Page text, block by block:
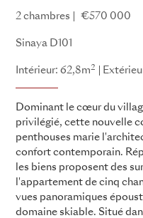
2 chambres €570 000
Sinaya D101
Intérieur: 62,8m2
Dominant le cœur du
privilégié, cette nouvelle
penthouses marie
confort contemporain.
les biens proposent des
l'appartement de cinq
vues panoramiques
domaine skiable. Situé